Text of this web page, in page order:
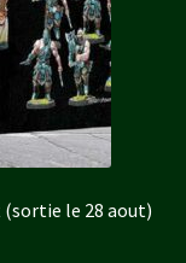
le 28 aout)